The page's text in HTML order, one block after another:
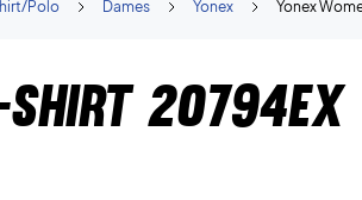
Yonex
Yonex
Dames
Polo
shirt 20794EX